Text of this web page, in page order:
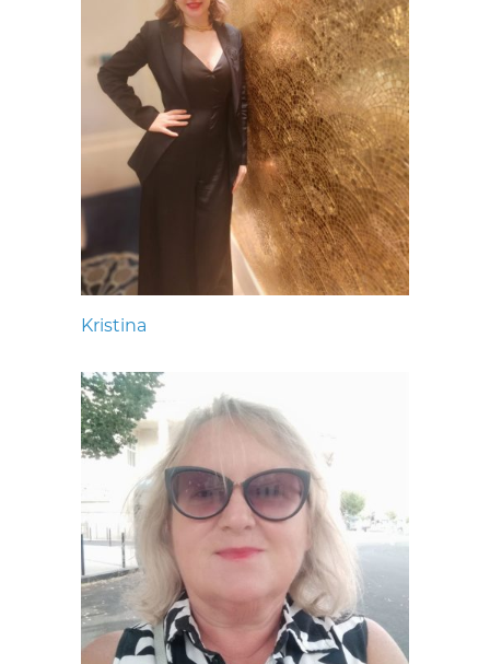
Kristina